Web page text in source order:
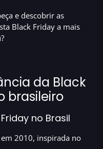
e descobrir as
Black Friday a mais
da Black
brasileiro
no Brasil
2010, inspirada no